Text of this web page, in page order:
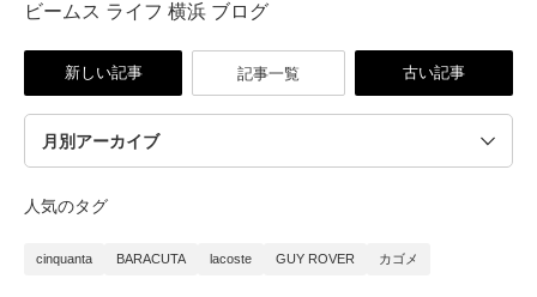
ビームス ライフ 横浜 ブログ
新しい記事 記事一覧 古い記事
人気のタグ
cinquanta BARACUTA lacoste GUY ROVER カゴメ